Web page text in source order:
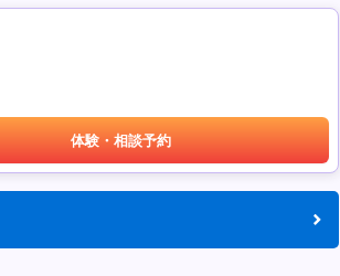
体験・相談予約